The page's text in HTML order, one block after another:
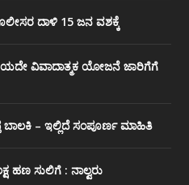
ದಾಳಿ 15 ಜನ ವಶಕ್ಕೆ
ವಿವಾದಾತ್ಮಕ ಯೋಜನೆ ಜಾರಿಗೆಗೆ
ಬಾಲಕಿ – ಇಲ್ಲಿದೆ ಸಂಪೂರ್ಣ ಮಾಹಿತಿ
ಹಣ ಸುಲಿಗೆ : ನಾಲ್ವರು